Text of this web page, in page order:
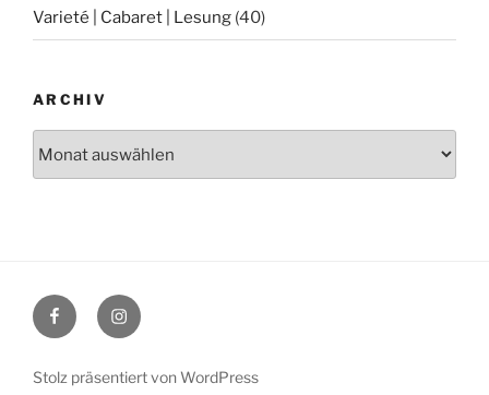
Varieté | Cabaret | Lesung (40)
ARCHIV
FacebookInstagram
Stolz präsentiert von WordPress